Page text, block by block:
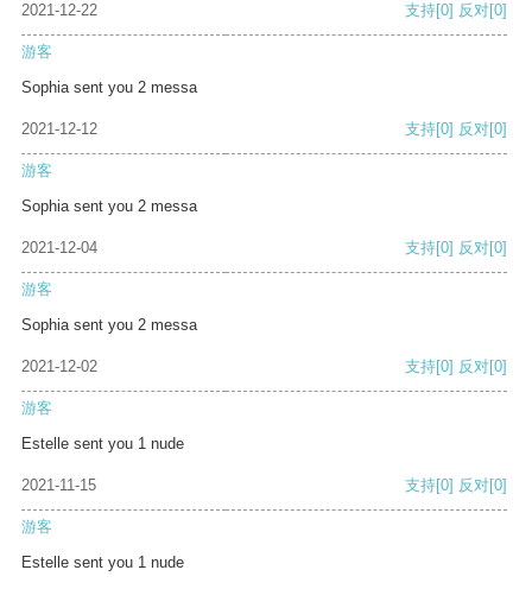
2021-12-22 支持[0] 反对[0]
游客
Sophia sent you 2 messa
2021-12-12 支持[0] 反对[0]
游客
Sophia sent you 2 messa
2021-12-04 支持[0] 反对[0]
游客
Sophia sent you 2 messa
2021-12-02 支持[0] 反对[0]
游客
Estelle sent you 1 nude
2021-11-15 支持[0] 反对[0]
游客
Estelle sent you 1 nude